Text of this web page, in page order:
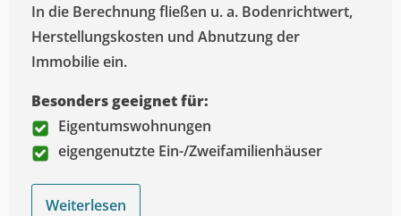
In die Berechnung fließen u. a. Bodenrichtwert,
Herstellungskosten und Abnutzung der
Immobilie ein.
Besonders geeignet für:
Eigentumswohnungen
eigengenutzte Ein-/Zweifamilienhäuser
Weiterlesen